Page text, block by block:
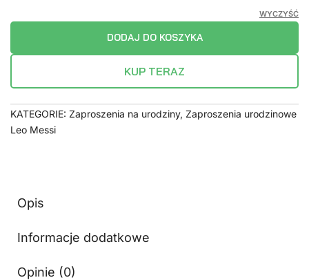
WYCZYŚĆ
DODAJ DO KOSZYKA
KUP TERAZ
KATEGORIE: Zaproszenia na urodziny, Zaproszenia urodzinowe
Leo Messi
Opis
Informacje dodatkowe
Opinie (0)